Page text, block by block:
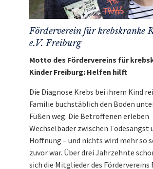
Freiburgweiter.
Förderverein für krebskranke
e.V. Freiburg
Motto des Fördervereins für
Kinder Freiburg: Helfen hilft
Die Diagnose Krebs bei ihrem Kind
Familie buchstäblich den Boden
Füßen weg. Die Betroffenen erleben
Wechselbäder zwischen Todesangst
Hoffnung – und nichts wird mehr so
zuvor war. Über drei Jahrzehnte
sich die Mitglieder des Fördervereins